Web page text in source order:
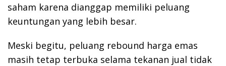
saham karena dianggap memiliki peluang
keuntungan yang lebih besar.
Meski begitu, peluang rebound harga emas
masih tetap terbuka selama tekanan jual tidak